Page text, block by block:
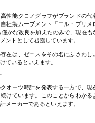
性能クロノグラフがブランドの代
社製ムーブメント「エル・プリメ
かな改良を加えたのみで、現在も
ントとして君臨しています。
在は、ゼニスをその名にふさわし
ているといえます。
オーツ時計を発表する一方で、現
けています。このことからわかる
メーカーであるといえます。